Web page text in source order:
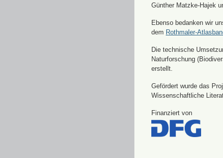
Günther Matzke-Hajek
Ebenso bedanken wir
dem Rothmaler-
Die technische
Naturforschung
erstellt.
Gefördert wurde das
Wissenschaftliche
Finanziert von